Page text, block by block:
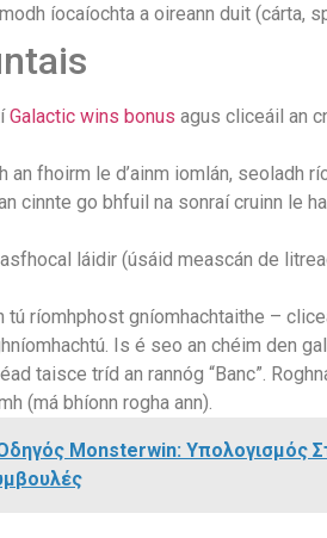
íocaíochta a oireann duit (cárta,
Galactic wins bonus agus cliceáil an
an fhoirm le d’ainm iomlán, seoladh
cinnte go bhfuil na sonraí cruinn le
láidir (úsáid meascán de
tú ríomhphost gníomhachtaithe –
Is é seo an chéim den
taisce tríd an rannóg “Banc”.
(má bhíonn rogha ann).
Monsterwin: Υπολογισμός